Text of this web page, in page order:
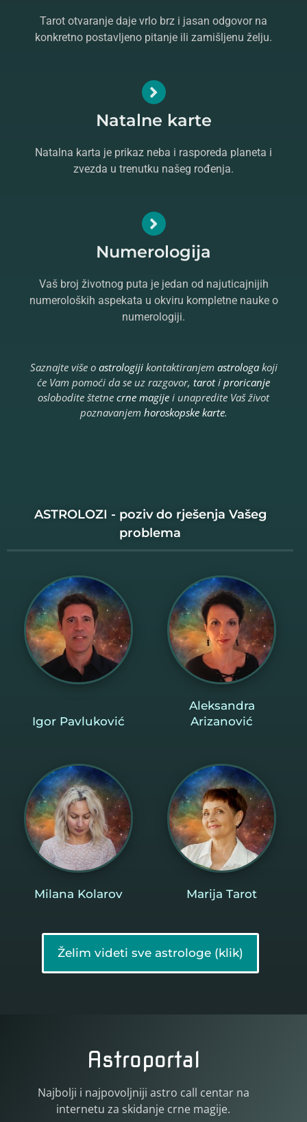
Tarot otvaranje daje vrlo brz i jasan odgovor na
konkretno postavljeno pitanje ili zamišljenu želju.
Natalne karte
Natalna karta je prikaz neba i rasporeda planeta i
zvezda u trenutku našeg rođenja.
Numerologija
Vaš broj životnog puta je jedan od najuticajnijih
numeroloških aspekata u okviru kompletne nauke o
numerologiji.
Saznajte više o astrologijikontaktiranjem astrologakoji
će Vam pomoći da se uz razgovor, taroti proricanje
oslobodite štetne crne magije i unapredite Vaš život
poznavanjem horoskopske karte.
ASTROLOZI - poziv do rješenja Vašeg
problema
Igor Pavluković
Aleksandra
Arizanović
Milana Kolarov Marija Tarot
Želim videti sve astrologe (klik)
Astroportal
Najbolji i najpovoljniji astro call centar na
internetu za skidanje crne magije.